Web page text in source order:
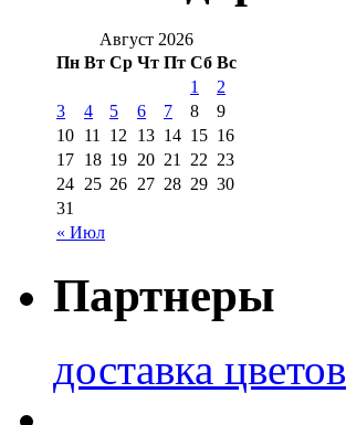
Август 2026
Пн Вт Ср Чт Пт Сб Вс
« Июл
1
2
3
4 5 6 7 8
9
10 11 12 13 14 15 16
17 18 19 20 21 22 23
24 25 26 27 28 29 30
31
Партнеры
доставка цветов